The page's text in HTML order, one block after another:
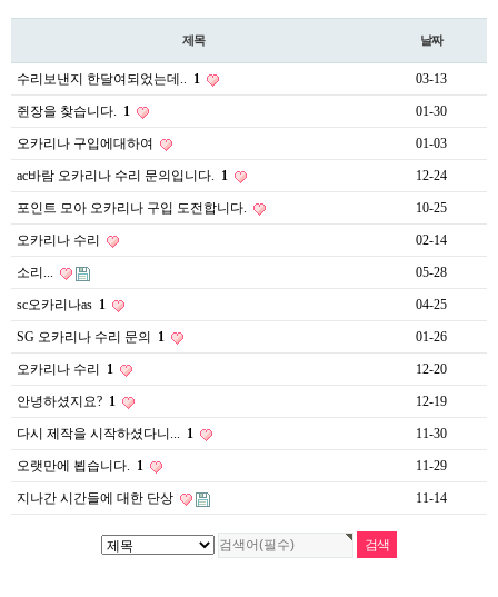
제목 날짜
수리보낸지 한달여되었는데.. 1 03-13
쥔장을 찾습니다. 1 01-30
오카리나 구입에대하여 01-03
ac바람 오카리나 수리 문의입니다. 1 12-24
포인트 모아 오카리나 구입 도전합니다. 10-25
오카리나 수리 02-14
소리... 05-28
sc오카리나as 1 04-25
SG 오카리나 수리 문의 1 01-26
오카리나 수리 1 12-20
안녕하셨지요? 1 12-19
다시 제작을 시작하셨다니... 1 11-30
오랫만에 뵙습니다. 1 11-29
지나간 시간들에 대한 단상 11-14